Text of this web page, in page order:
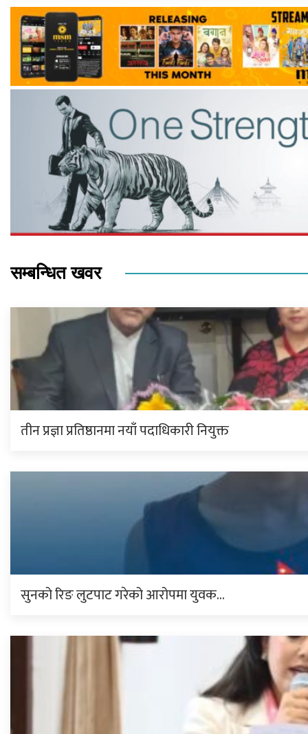
सम्बन्धित खवर
तीन प्रज्ञा प्रतिष्ठानमा नयाँ पदाधिकारी नियुक्त
सुनको रिङ लुटपाट गरेको आरोपमा युवक…